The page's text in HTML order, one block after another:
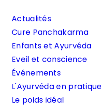
Actualités
Cure Panchakarma
Enfants et Ayurvéda
Eveil et conscience
Événements
L'Ayurvéda en pratique
Le poids idéal